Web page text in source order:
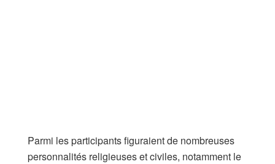
Parmi les participants figuraient de nombreuses
personnalités religieuses et civiles, notamment le